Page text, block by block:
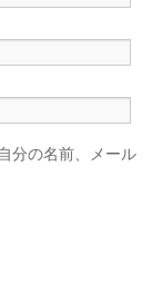
分の名前、メール